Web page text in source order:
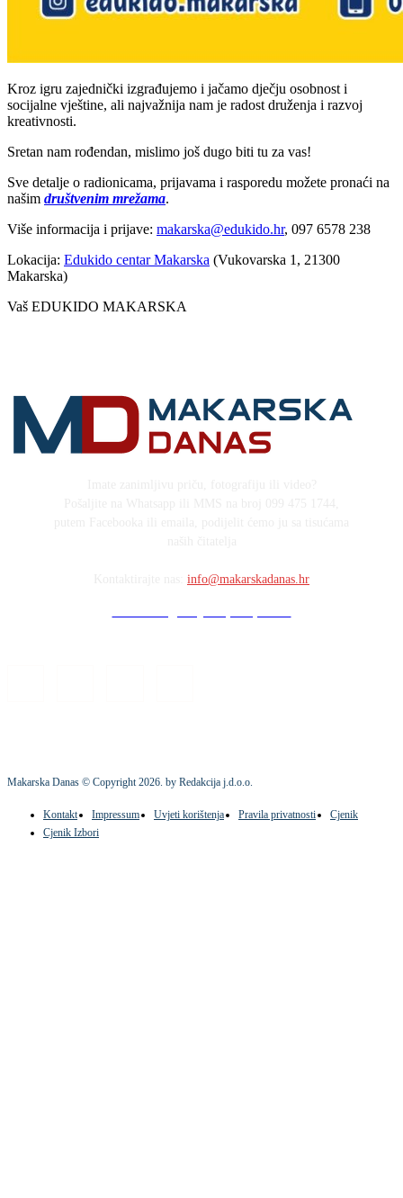
Kroz igru zajednički izgrađujemo i jačamo dječju osobnost i
socijalne vještine, ali najvažnija nam je radost druženja i razvoj
kreativnosti.
Sretan nam rođendan, mislimo još dugo biti tu za vas!
Sve detalje o radionicama, prijavama i rasporedu možete pronaći na
našim društvenim mrežama.
Više informacija i prijave: makarska@edukido.hr, 097 6578 238
Lokacija: Edukido centar Makarska (Vukovarska 1, 21300
Makarska)
Vaš EDUKIDO MAKARSKA
info@makarskadanas.hr
Makarska Danas © Copyright2026. by Redakcija j.d.o.o.
Kontakt Impressum Uvjeti korištenja Pravila privatnosti
Cjenik
Cjenik Izbori